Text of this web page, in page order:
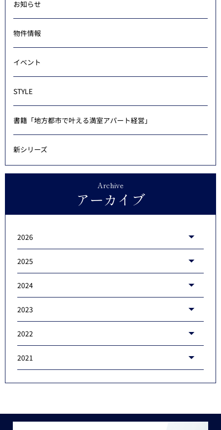
お知らせ
物件情報
イベント
STYLE
書籍「地方都市で叶える満室アパート経営」
新シリーズ
Archive
アーカイブ
2026
2025
2024
2023
2022
2021